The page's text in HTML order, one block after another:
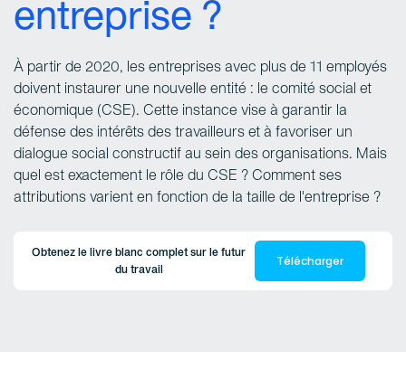
entreprise ?
À partir de 2020, les entreprises avec plus de 11 employés
doivent instaurer une nouvelle entité : le comité social et
économique (CSE). Cette instance vise à garantir la
défense des intérêts des travailleurs et à favoriser un
dialogue social constructif au sein des organisations. Mais
quel est exactement le rôle du CSE ? Comment ses
attributions varient en fonction de la taille de l'entreprise ?
Obtenez le livre blanc complet sur le futur
du travail
Télécharger